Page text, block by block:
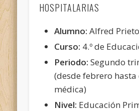
HOSPITALARIAS
Alumno: Alfred Prieto
Curso: 4.º de
Periodo: Segundo
(desde febrero hasta
médica)
Nivel: Educación